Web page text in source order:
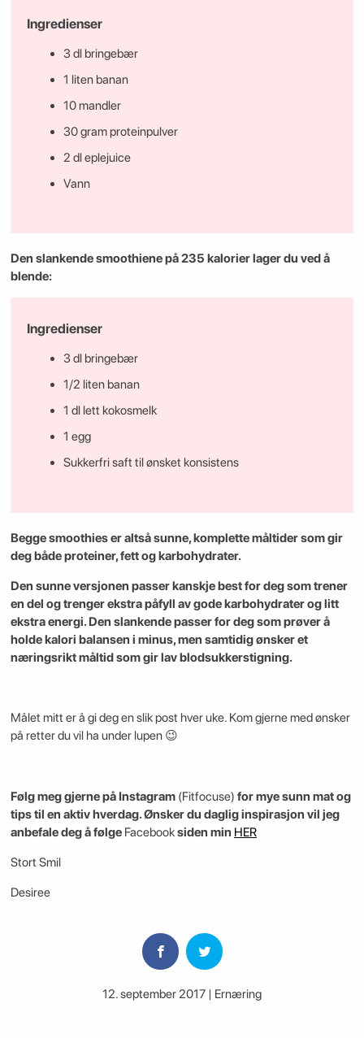
Ingredienser
3 dl bringebær
1 liten banan
10 mandler
30 gram proteinpulver
2 dl eplejuice
Vann
Den slankende smoothiene på 235 kalorier lager du ved å
blende:
Ingredienser
3 dl bringebær
1/2 liten banan
1 dl lett kokosmelk
1 egg
Sukkerfri saft til ønsket konsistens
Begge smoothies er altså sunne, komplette måltider som gir
deg både proteiner, fett og karbohydrater.
Den sunne versjonen passer kanskje best for deg som trener
en del og trenger ekstra påfyll av gode karbohydrater og litt
ekstra energi. Den slankende passer for deg som prøver å
holde kalori balansen i minus, men samtidig ønsker et
næringsrikt måltid som gir lav blodsukkerstigning.
Målet mitt er å gi deg en slik post hver uke. Kom gjerne med ønsker
på retter du vil ha under lupen 😉
Følg meg gjerne på Instagram (Fitfocuse) for mye sunn mat og
tips til en aktiv hverdag. Ønsker du daglig inspirasjon vil jeg
anbefale deg å følge Facebooksiden min HER
Stort Smil
Desiree
12. september 2017 | Ernæring